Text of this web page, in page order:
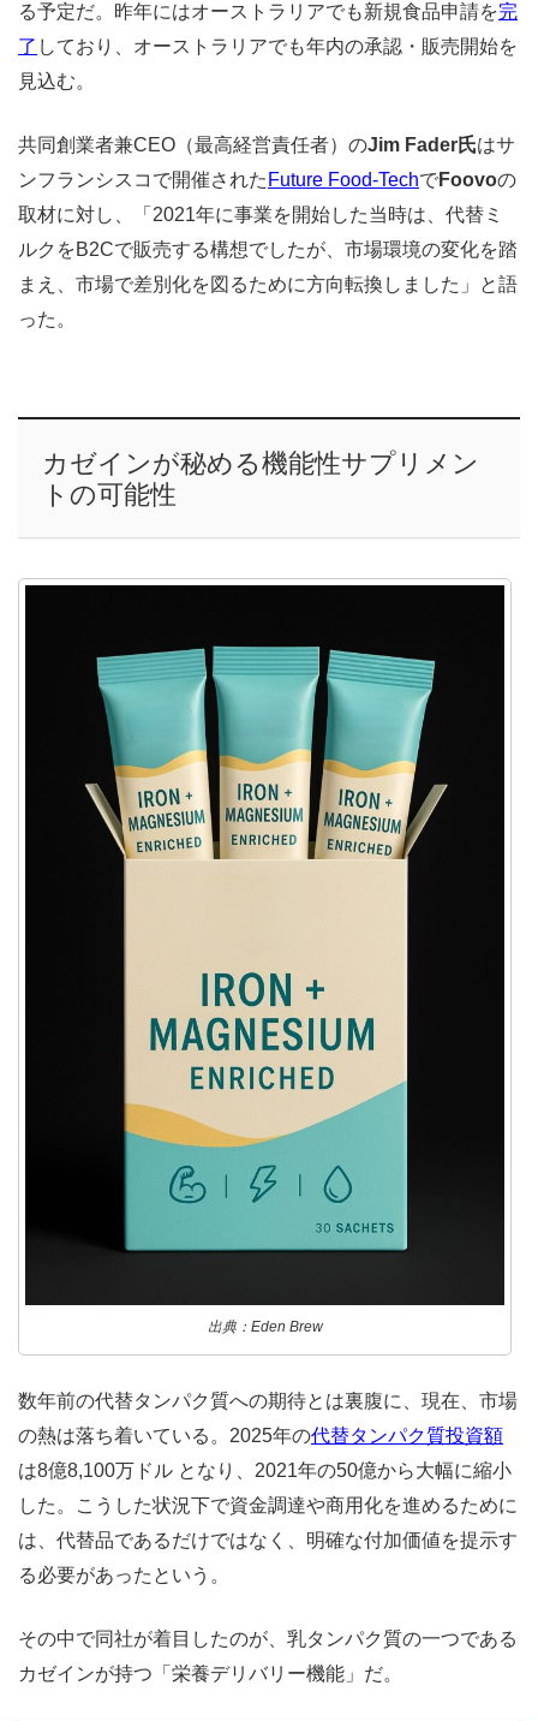
る予定だ。昨年にはオーストラリアでも新規食品申請を完
了 しており、オーストラリアでも年内の承認・販売開始を
見込む。
共同創業者兼CEO（最高経営責任者）のJim Fader氏はサ
ンフランシスコで開催された Future Food-TechでFoovoの
取材に対し、「2021年に事業を開始した当時は、代替ミ
ルクをB2Cで販売する構想でしたが、市場環境の変化を踏
まえ、市場で差別化を図るために方向転換しました」と語
った。
カゼインが秘める機能性サプリメン
トの可能性
出典：Eden Brew
数年前の代替タンパク質への期待とは裏腹に、現在、市場
の熱は落ち着いている。2025年の代替タンパク質投資額
は8億8,100万ドル となり、2021年の50億から大幅に縮小
した。こうした状況下で資金調達や商用化を進めるために
は、代替品であるだけではなく、明確な付加価値を提示す
る必要があったという。
その中で同社が着目したのが、乳タンパク質の一つである
カゼインが持つ「栄養デリバリー機能」だ。